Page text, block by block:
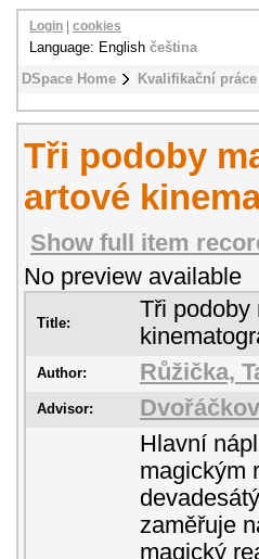
DSpace Home Kvalifikační
Login cookies
Language: English čeština
Tři podoby
artové
Show full item
No preview available
Title:
Tři podoby
Author: Růžička,
Advisor:
Hlavní
magickým
zaměřuje
magický